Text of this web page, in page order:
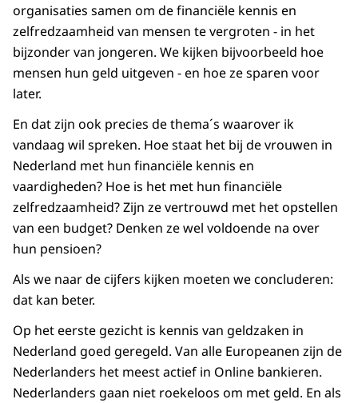
organisaties samen om de financiële kennis en
zelfredzaamheid van mensen te vergroten - in het
bijzonder van jongeren. We kijken bijvoorbeeld hoe
mensen hun geld uitgeven - en hoe ze sparen voor
later.
En dat zijn ook precies de thema´s waarover ik
vandaag wil spreken. Hoe staat het bij de vrouwen in
Nederland met hun financiële kennis en
vaardigheden? Hoe is het met hun financiële
zelfredzaamheid? Zijn ze vertrouwd met het opstellen
van een budget? Denken ze wel voldoende na over
hun pensioen?
Als we naar de cijfers kijken moeten we concluderen:
dat kan beter.
Op het eerste gezicht is kennis van geldzaken in
Nederland goed geregeld. Van alle Europeanen zijn de
Nederlanders het meest actief in Online bankieren.
Nederlanders gaan niet roekeloos om met geld. En als